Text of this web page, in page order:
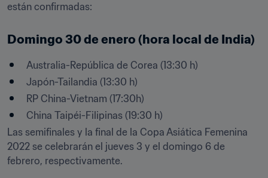
están confirmadas:
Domingo 30 de enero (hora local de India)
Australia-República de Corea (13:30 h)
Japón-Tailandia (13:30 h)
RP China-Vietnam (17:30h)
China Taipéi-Filipinas (19:30 h)
Las semifinales y la final de la Copa Asiática Femenina
2022 se celebrarán el jueves 3 y el domingo 6 de
febrero, respectivamente.